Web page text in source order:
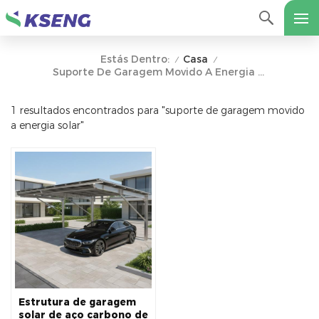
Estás Dentro: / Casa /
Suporte De Garagem Movido A Energia Solar
1 resultados encontrados para "suporte de garagem movido
a energia solar"
Estrutura de garagem
solar de aço carbono de